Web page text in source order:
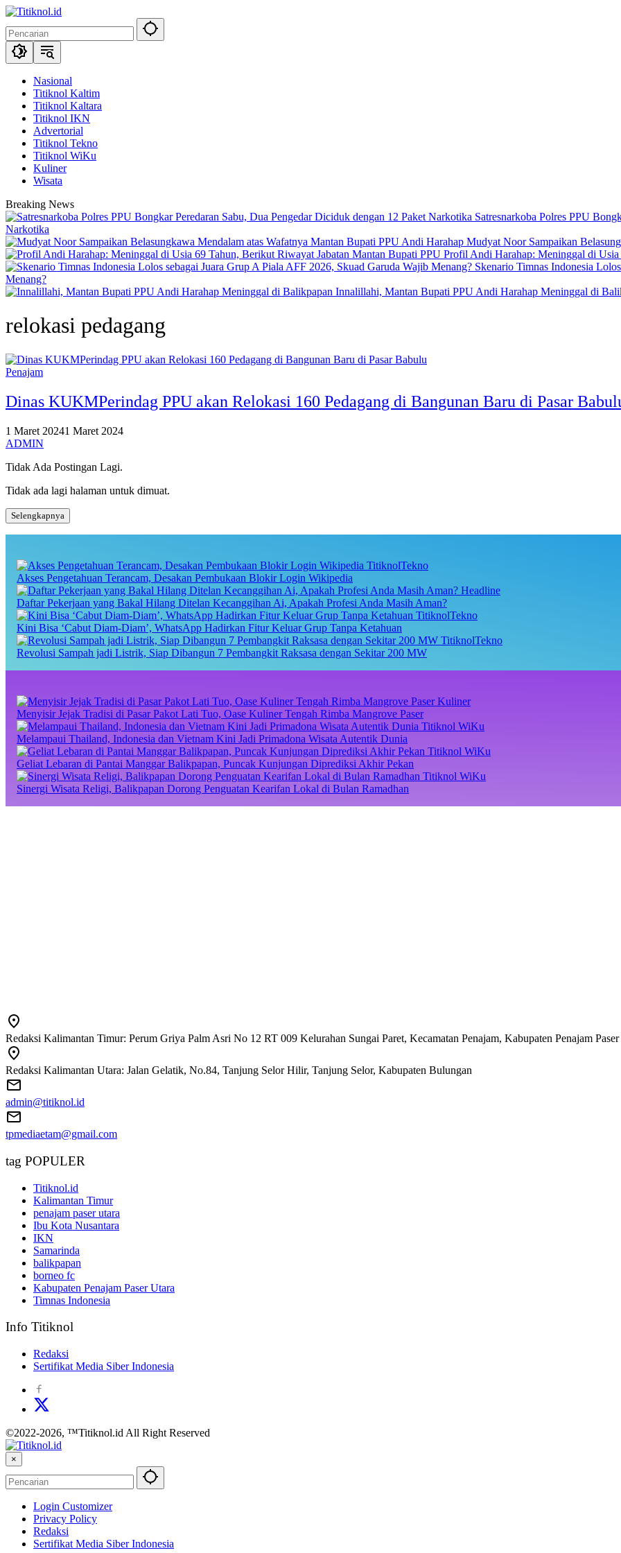
Langsung
konten
Nasional
Titiknol Kaltim
Titiknol Kaltara
Titiknol IKN
Advertorial
Titiknol Tekno
Titiknol WiKu
Kuliner
Wisata
Breaking News
Satresnarkoba Polres PPU
Narkotika
Mudyat Noor Sampaikan
Profil Andi Harahap: Meninggal di
Skenario Timnas Indonesia
Menang?
Innalillahi, Mantan Bupati PPU Andi Harahap Meninggal di
relokasi pedagang
Penajam
Dinas KUKMPerindag PPU akan Relokasi 160 Pedagang di Bangunan Baru di Pasar
1 Maret 20241 Maret 2024
ADMIN
Tidak Ada Postingan Lagi.
Tidak ada lagi halaman untuk dimuat.
Selengkapnya
TitiknolTekno
Akses Pengetahuan Terancam, Desakan Pembukaan Blokir Login Wikipedia
Headline
Daftar Pekerjaan yang Bakal Hilang Ditelan Kecanggihan Ai, Apakah Profesi Anda Masih Aman?
TitiknolTekno
Kini Bisa ‘Cabut Diam-Diam’, WhatsApp Hadirkan Fitur Keluar Grup Tanpa Ketahuan
TitiknolTekno
Revolusi Sampah jadi Listrik, Siap Dibangun 7 Pembangkit Raksasa dengan Sekitar 200 MW
Kuliner
Menyisir Jejak Tradisi di Pasar Pakot Lati Tuo, Oase Kuliner Tengah Rimba Mangrove Paser
Titiknol WiKu
Melampaui Thailand, Indonesia dan Vietnam Kini Jadi Primadona Wisata Autentik Dunia
Titiknol WiKu
Geliat Lebaran di Pantai Manggar Balikpapan, Puncak Kunjungan Diprediksi Akhir Pekan
Titiknol WiKu
Sinergi Wisata Religi, Balikpapan Dorong Penguatan Kearifan Lokal di Bulan Ramadhan
Redaksi Kalimantan Timur: Perum Griya Palm Asri No 12 RT 009 Kelurahan Sungai Paret, Kecamatan Penajam, Kabupaten Penajam
Redaksi Kalimantan Utara: Jalan Gelatik, No.84, Tanjung Selor Hilir, Tanjung Selor, Kabupaten Bulungan
admin@titiknol.id
tpmediaetam@gmail.com
tag POPULER
Titiknol.id
Kalimantan Timur
penajam paser utara
Ibu Kota Nusantara
IKN
Samarinda
balikpapan
borneo fc
Kabupaten Penajam Paser Utara
Timnas Indonesia
Info Titiknol
Redaksi
Sertifikat Media Siber Indonesia
©2022-2026, ™Titiknol.id All Right Reserved
×
Login Customizer
Privacy Policy
Redaksi
Sertifikat Media Siber Indonesia